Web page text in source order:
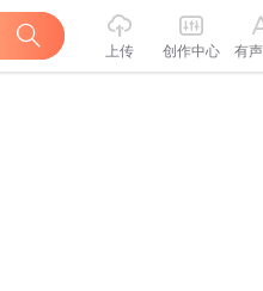
上传 创作中心 有